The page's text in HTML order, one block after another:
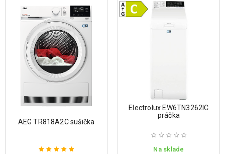
AEG TR818A2C sušička
Electrolux EW6TN3262IC
práčka
Na sklade